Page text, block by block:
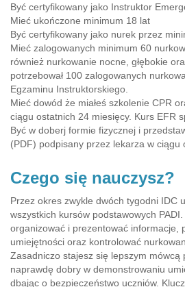
Być certyfikowany jako Instruktor
Mieć ukończone minimum 18 lat
Być certyfikowany jako nurek przez
Mieć zalogowanych minimum 60
również nurkowanie nocne, głębokie
potrzebował 100 zalogowanych
Egzaminu Instruktorskiego.
Mieć dowód że miałeś szkolenie CPR
ciągu ostatnich 24 miesięcy. Kurs EFR
Być w doberj formie fizycznej i
(PDF) podpisany przez lekarza w ciągu
Czego się nauczysz?
Przez okres zwykle dwóch tygodni IDC
wszystkich kursów podstawowych PADI.
organizować i prezentować informacje,
umiejętności oraz kontrolować
Zasadniczo stajesz się lepszym mówcą
naprawdę dobry w demonstrowaniu
dbając o bezpieczeństwo uczniów.